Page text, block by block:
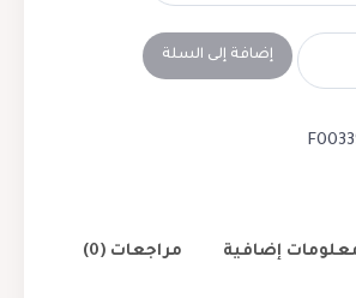
إضافة إلى السلة
إضافية مراجعات (0)